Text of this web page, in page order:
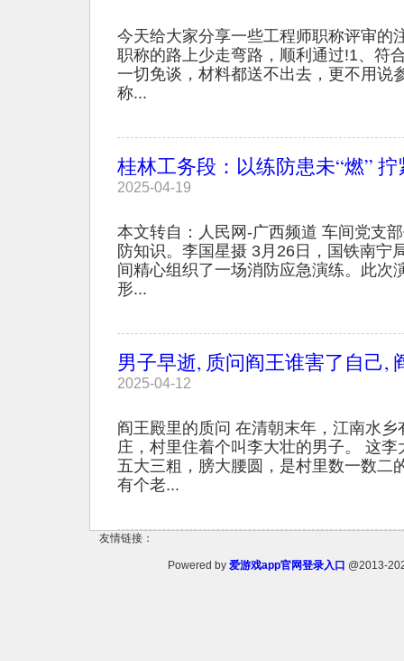
今天给大家分享一些工程师职称评审的
职称的路上少走弯路，顺利通过!1、符
一切免谈，材料都送不出去，更不用说
称...
桂林工务段：以练防患未“燃”
2025-04-19
本文转自：人民网-广西频道 车间党支
防知识。李国星摄 3月26日，国铁南宁
间精心组织了一场消防应急演练。此次
形...
男子早逝, 质问阎王谁害了自己,
2025-04-12
阎王殿里的质问 在清朝末年，江南水
庄，村里住着个叫李大壮的男子。 这
五大三粗，膀大腰圆，是村里数一数二
有个老...
友情链接：
Powered by 爱游戏app官网登录入口 @2013-